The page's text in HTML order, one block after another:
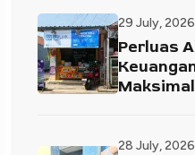
29 July, 2026
Perluas
28 July, 2026